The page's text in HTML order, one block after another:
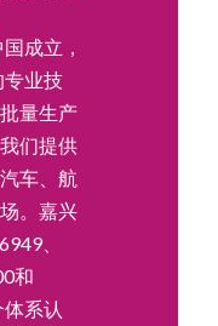
成立，
专业技
量生产
们提供
车、航
。嘉兴
、
和
系认